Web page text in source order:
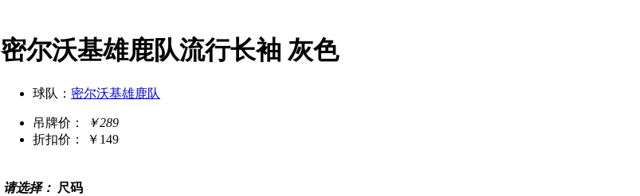
密尔沃基雄鹿队流行长袖 灰色
球队： 密尔沃基雄鹿队
吊牌价：
￥289
折扣价：
￥149
请选择： 尺码